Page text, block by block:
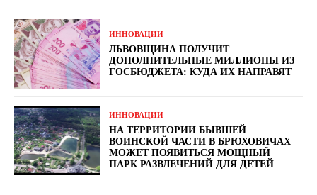
ИННОВАЦИИ
ЛЬВОВЩИНА ПОЛУЧИТ
ДОПОЛНИТЕЛЬНЫЕ МИЛЛИОНЫ ИЗ
ГОСБЮДЖЕТА: КУДА ИХ НАПРАВЯТ
ИННОВАЦИИ
НА ТЕРРИТОРИИ БЫВШЕЙ
ВОИНСКОЙ ЧАСТИ В БРЮХОВИЧАХ
МОЖЕТ ПОЯВИТЬСЯ МОЩНЫЙ
ПАРК РАЗВЛЕЧЕНИЙ ДЛЯ ДЕТЕЙ